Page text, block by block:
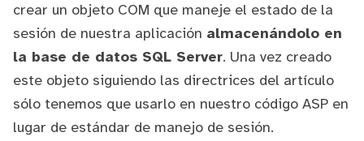
crear un objeto COM que maneje el estado de la
sesión de nuestra aplicación almacenándolo en
la base de datos SQL Server. Una vez creado
este objeto siguiendo las directrices del artículo
sólo tenemos que usarlo en nuestro código ASP en
lugar de estándar de manejo de sesión.